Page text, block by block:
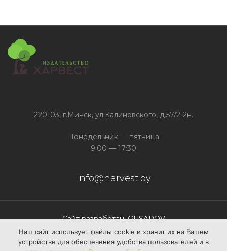
Наш сайт использует файлы сооkіе и хранит их на Вашем
устройстве для обеспечения удобства пользователей и в
220103, г.Минск, ул.Калиновского, д.57/2-2н.
Понедельник — пятница
9:00 — 17:30
info@harvest.by
Сайт разработан: GUSAROV